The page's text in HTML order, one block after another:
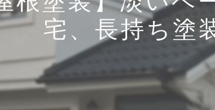
宅、長持ち塗